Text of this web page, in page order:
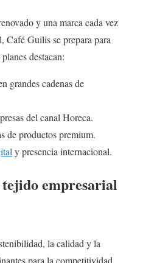
y una marca cada vez
Café Guilis se prepara para
destacan:
grandes cadenas de
del canal Horeca.
de productos premium.
y presencia internacional.
empresarial
la calidad y la